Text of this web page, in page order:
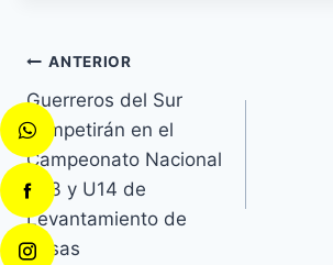
ANTERIOR
Guerreros del Sur
competirán en el
Campeonato Nacional
U13 y U14 de
Levantamiento de
Pesas